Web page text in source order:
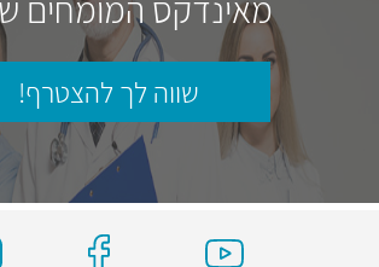
מאינדקס המומחים
שווה לך להצטרף!